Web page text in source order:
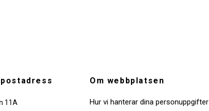
11A
Om webbplatsen
Hur vi hanterar dina personuppgifter